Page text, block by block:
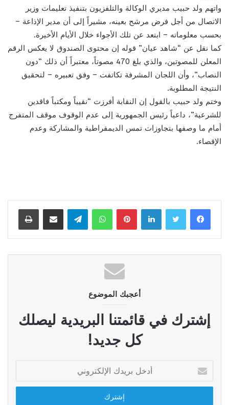
واتهم ولد حبيب مديري الوكالة والتلفزيون بتنفيذ تعليمات وزير
الاتصال من أجل فرض مرشح بعينه، مشيراً إلى أن مدير الإذاعة –
بحسب معلوماته – ابتعد عن تلك الأجواء خلال الأيام الأخيرة.
كما نقل عن “شاهد عيان” قوله إن محتوى الصندوق لا يعكس الرقم
المعلن للمصوتين، والذي بلغ 470 مصوتاً، معتبراً أن ذلك “دون
النصاب”، وأن اللجان المشرفة تكاتفت – وفق تعبيره – لتحقيق
النتيجة المطلوبة.
وختم ولد حبيب بالقول إن النقابة أفرزت “نقيباً ومكتباً فاقدين
للشرعية”، داعياً رئيس الجمهورية إلى عدم الوقوف موقف المتفرج
أمام ما وصفها بتجاوزات تمس الديمقراطية والمشاركة وعدم
الإقصاء.
لينكدإن بينتيريستواتساب تيلقرام مشاركة عبر البريد طباعة
أعجبك الموضوع
إشترك في قائمتنا البريدية ليصلك
كل جديد!
بريدك
الإلكتروني